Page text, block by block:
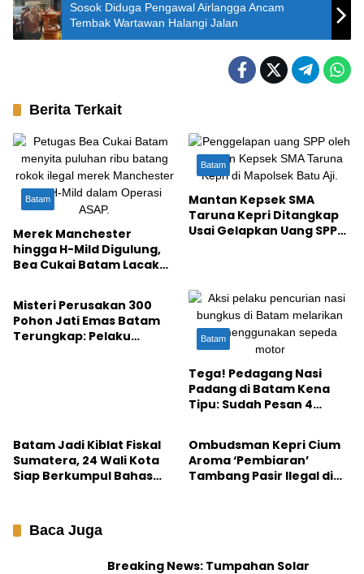
Sosok Diduga Pengawal Airlangga Ancam
Tembak Wartawan Halangi Jalan
Berita Terkait
Batam
Merek Manchester
hingga H-Mild Digulung,
Bea Cukai Batam Lacak
Batam
Mantan Kepsek SMA
Taruna Kepri Ditangkap
Usai Gelapkan Uang SPP
Batam
Misteri Perusakan 300
Pohon Jati Emas Batam
Terungkap: Pelaku
Batam
Tega! Pedagang Nasi
Padang di Batam Kena
Tipu: Sudah Pesan 4
Batam Jadi Kiblat Fiskal
Sumatera, 24 Wali Kota
Siap Berkumpul Bahas
Batam
Ombudsman Kepri Cium
Aroma ‘Pembiaran’
Tambang Pasir Ilegal di
Baca Juga
Breaking News: Tumpahan Solar